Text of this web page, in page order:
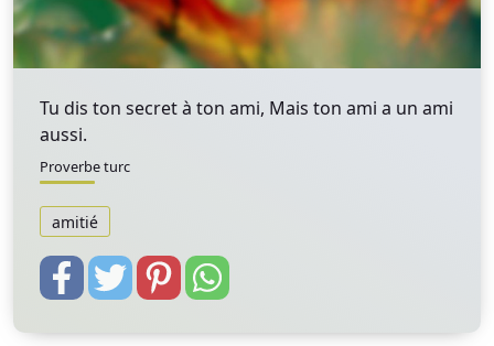
Tu dis ton secret à ton ami, Mais ton ami a un ami
aussi.
Proverbe turc
amitié